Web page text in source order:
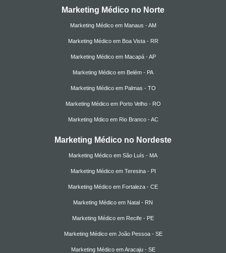
Marketing Médico no Norte
Marketing Médico em Manaus - AM
Marketing Médico em Boa Vista - RR
Marketing Médico em Macapá - AP
Marketing Médico em Belém - PA
Marketing Médico em Palmas - TO
Marketing Médico em Porto Velho - RO
Marketing Mdico em Rio Branco - AC
Marketing Médico no Nordeste
Marketing Médico em São Luís - MA
Marketing Médico em Teresina - PI
Marketing Médico em Fortaleza - CE
Marketing Médico em Natal - RN
Marketing Médico em Recife - PE
Marketing Médico em João Pessoa - SE
Marketing Médico em Aracaju - SE